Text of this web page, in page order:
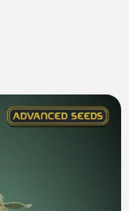
de
precios:
€